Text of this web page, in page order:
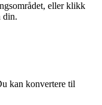
eller klikk
din.
kan konvertere til